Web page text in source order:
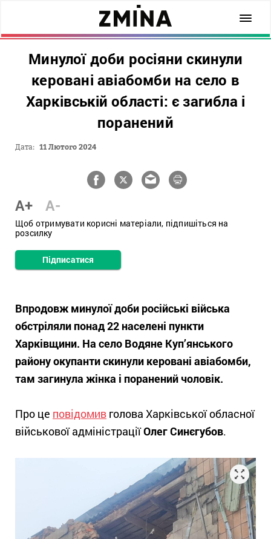
Минулої доби росіяни скинули
керовані авіабомби на село в
Харківській області: є загибла і
поранений
Дата: 11 Лютого 2024
A+ A-
Щоб отримувати корисні матеріали, підпишіться на
розсилку
Підписатися
Впродовж минулої доби російські війська
обстріляли понад 22 населені пункти
Харківщини. На село Водяне Куп’янського
району окупанти скинули керовані авіабомби,
там загинула жінка і поранений чоловік.
Про це повідомив голова Харківської обласної
військової адміністраціїОлег Синєгубов.